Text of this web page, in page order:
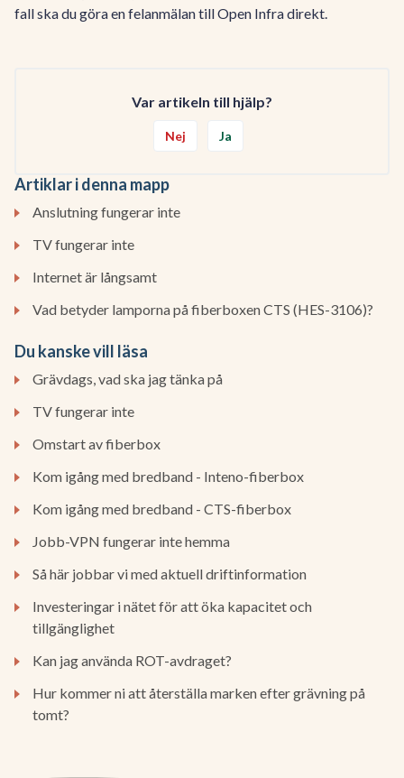
fall ska du göra en felanmälan till Open Infra direkt.
Var artikeln till hjälp?
Nej Ja
Artiklar i denna mapp
Anslutning fungerar inte
TV fungerar inte
Internet är långsamt
Vad betyder lamporna på fiberboxen CTS (HES-3106)?
Du kanske vill läsa
Grävdags, vad ska jag tänka på
TV fungerar inte
Omstart av fiberbox
Kom igång med bredband - Inteno-fiberbox
Kom igång med bredband - CTS-fiberbox
Jobb-VPN fungerar inte hemma
Så här jobbar vi med aktuell driftinformation
Investeringar i nätet för att öka kapacitet och
tillgänglighet
Kan jag använda ROT-avdraget?
Hur kommer ni att återställa marken efter grävning på
tomt?